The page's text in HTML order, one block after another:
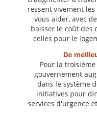
ressent vivement
vous aider, avec
baisser le coût des
celles pour le
De
Pour la
gouvernement
dans le système
initiatives pour
services d'urgence